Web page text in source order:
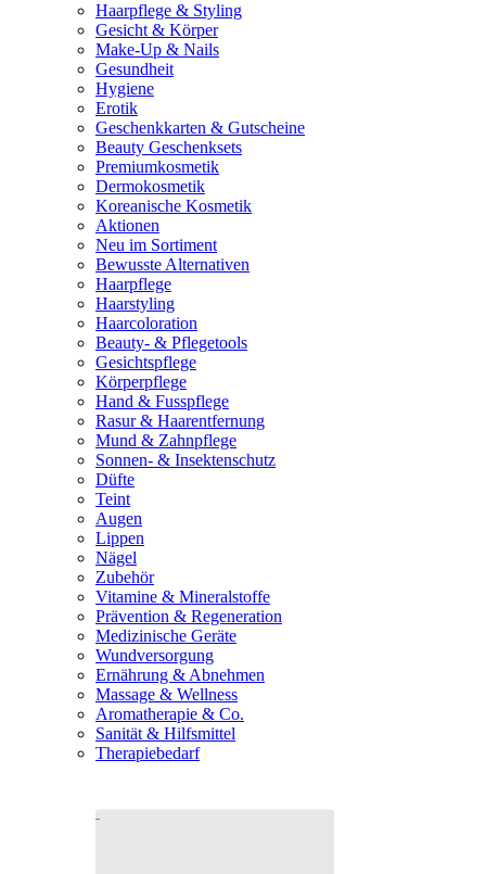
Haarpflege & Styling
Gesicht & Körper
Make-Up & Nails
Gesundheit
Hygiene
Erotik
Geschenkkarten & Gutscheine
Beauty Geschenksets
Premiumkosmetik
Dermokosmetik
Koreanische Kosmetik
Aktionen
Neu im Sortiment
Bewusste Alternativen
Haarpflege
Haarstyling
Haarcoloration
Beauty- & Pflegetools
Gesichtspflege
Körperpflege
Hand & Fusspflege
Rasur & Haarentfernung
Mund & Zahnpflege
Sonnen- & Insektenschutz
Düfte
Teint
Augen
Lippen
Nägel
Zubehör
Vitamine & Mineralstoffe
Prävention & Regeneration
Medizinische Geräte
Wundversorgung
Ernährung & Abnehmen
Massage & Wellness
Aromatherapie & Co.
Sanität & Hilfsmittel
Therapiebedarf